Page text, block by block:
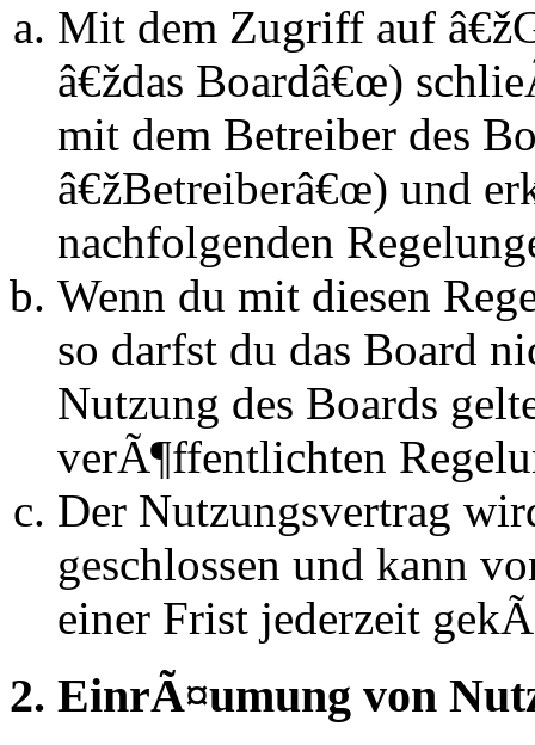
Mit dem Zugriff auf
â€ždas Boardâ€œ)
mit dem Betreiber des
â€žBetreiberâ€œ) und
nachfolgenden
Wenn du mit diesen
so darfst du das Board
Nutzung des Boards
verÃ¶ffentlichten
Der Nutzungsvertrag
geschlossen und kann
einer Frist jederzeit
2. EinrÃ¤umung von